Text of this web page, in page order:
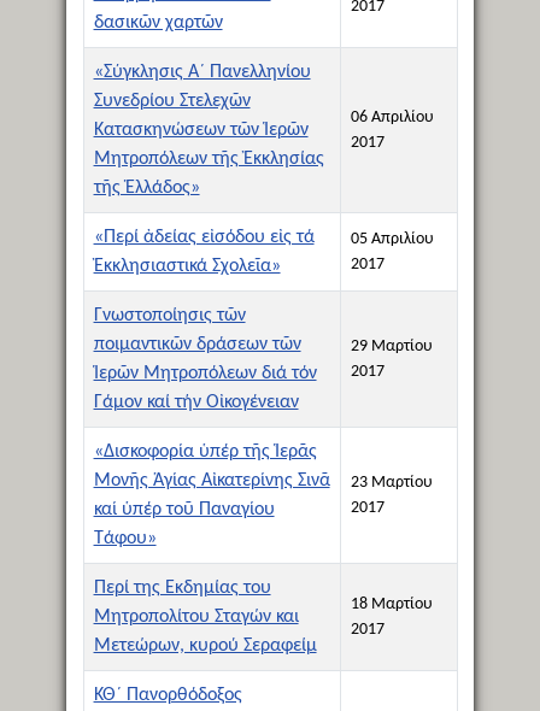
δασικῶν χαρτῶν
2017
«Σύγκλησις Α´ Πανελληνίου
Συνεδρίου Στελεχῶν
Κατασκηνώσεων τῶν Ἱερῶν
Μητροπόλεων τῆς Ἐκκλησίας
τῆς Ἑλλάδος»
06 Απριλίου
2017
«Περί ἀδείας εἰσόδου εἰς τά
Ἐκκλησιαστικά Σχολεῖα»
05 Απριλίου
2017
Γνωστοποίησις τῶν
ποιμαντικῶν δράσεων τῶν
Ἱερῶν Μητροπόλεων διά τόν
Γάμον καί τήν Οἰκογένειαν
29 Μαρτίου
2017
«Δισκοφορία ὑπέρ τῆς Ἱερᾶς
Μονῆς Ἁγίας Αἰκατερίνης Σινᾶ
καί ὑπέρ τοῦ Παναγίου
Τάφου»
23 Μαρτίου
2017
Περί της Εκδημίας του
Μητροπολίτου Σταγών και
Μετεώρων, κυρού Σεραφείμ
18 Μαρτίου
2017
ΚΘ´ Πανορθόδοξος